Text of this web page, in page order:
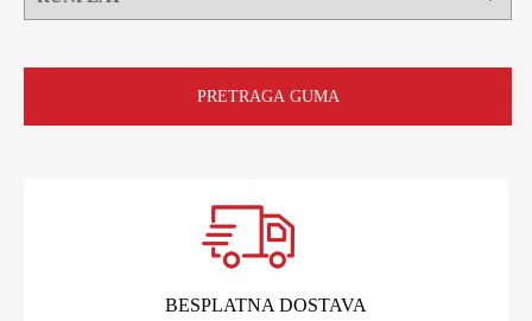
PRETRAGA GUMA
BESPLATNA DOSTAVA